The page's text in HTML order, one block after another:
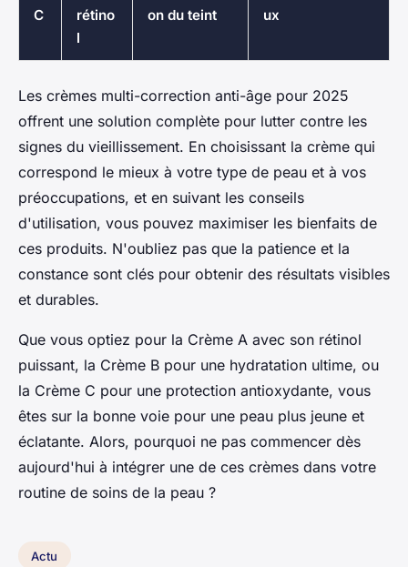
C
rétino
l
on du teint
ux
Les crèmes multi-correction anti-âge pour 2025
offrent une solution complète pour lutter contre les
signes du vieillissement. En choisissant la crème qui
correspond le mieux à votre type de peau et à vos
préoccupations, et en suivant les conseils
d'utilisation, vous pouvez maximiser les bienfaits de
ces produits. N'oubliez pas que la patience et la
constance sont clés pour obtenir des résultats visibles
et durables.
Que vous optiez pour la Crème A avec son rétinol
puissant, la Crème B pour une hydratation ultime, ou
la Crème C pour une protection antioxydante, vous
êtes sur la bonne voie pour une peau plus jeune et
éclatante. Alors, pourquoi ne pas commencer dès
aujourd'hui à intégrer une de ces crèmes dans votre
routine de soins de la peau ?
Actu